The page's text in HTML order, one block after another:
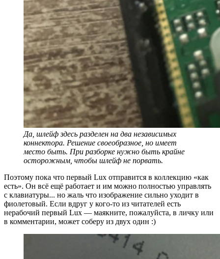
Да, шлейф здесь разделен на два независимых
коннектора. Решение своеобразное, но имеет
место быть. При разборке нужно быть крайне
осторожным, чтобы шлейф не порвать.
Поэтому пока что первый Lux отправится в коллекцию ‭«как
есть‭». Он всё ещё работает и им можно полностью управлять
с клавиатуры... но жаль что изображение сильно уходит в
фиолетовый. Если вдруг у кого-то из читателей есть
нерабочий первый Lux — маякните, пожалуйста, в личку или
в комментарии, может соберу из двух один :)